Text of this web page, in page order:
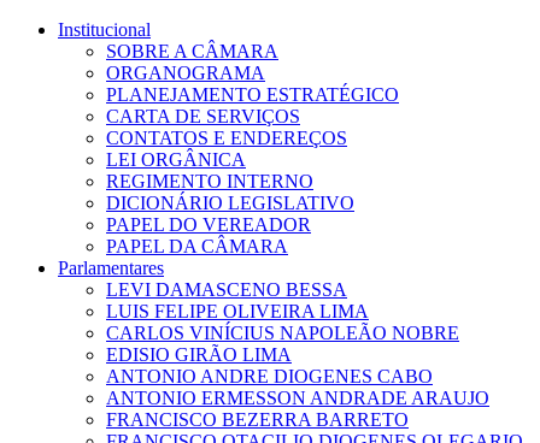
Institucional
SOBRE A CÂMARA
ORGANOGRAMA
PLANEJAMENTO ESTRATÉGICO
CARTA DE SERVIÇOS
CONTATOS E ENDEREÇOS
LEI ORGÂNICA
REGIMENTO INTERNO
DICIONÁRIO LEGISLATIVO
PAPEL DO VEREADOR
PAPEL DA CÂMARA
Parlamentares
LEVI DAMASCENO BESSA
LUIS FELIPE OLIVEIRA LIMA
CARLOS VINÍCIUS NAPOLEÃO NOBRE
EDISIO GIRÃO LIMA
ANTONIO ANDRE DIOGENES CABO
ANTONIO ERMESSON ANDRADE ARAUJO
FRANCISCO BEZERRA BARRETO